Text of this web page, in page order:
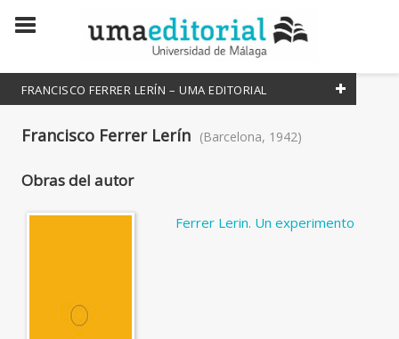
FRANCISCO FERRER LERÍN – UMA EDITORIAL
Editor literario
Editora Literaria
Traductora
Francisco Ferrer Lerín (Barcelona, 1942)
Obras del autor
Ferrer Lerin. Un experimento